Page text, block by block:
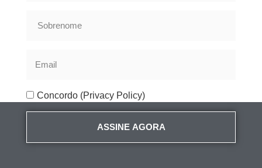
Concordo (Privacy Policy)
ASSINE AGORA